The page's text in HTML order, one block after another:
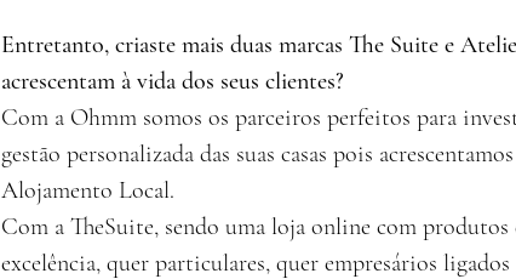
Entretanto, criaste mais duas marcas The Suite e
acrescentam à vida dos seus clientes?
Com a Ohmm somos os parceiros perfeitos para
gestão personalizada das suas casas pois
Alojamento Local.
Com a TheSuite, sendo uma loja online com produtos
excelência, quer particulares, quer empresários